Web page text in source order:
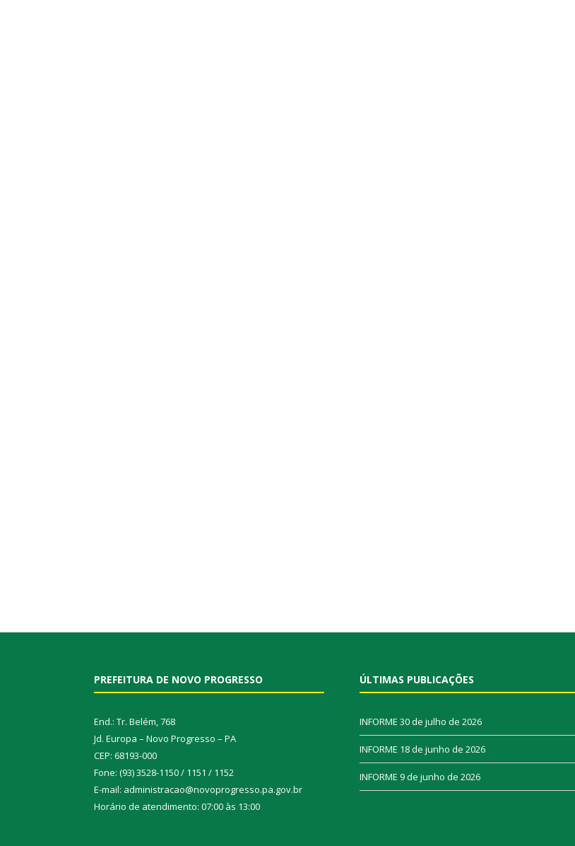
PREFEITURA DE NOVO PROGRESSO
End.: Tr. Belém, 768
Jd. Europa – Novo Progresso – PA
CEP: 68193-000
Fone: (93) 3528-1150 / 1151 / 1152
E-mail: administracao@novoprogresso.pa.gov.br
Horário de atendimento: 07:00 às 13:00
ÚLTIMAS PUBLICAÇÕES
INFORME 30 de julho de 2026
INFORME 18 de junho de 2026
INFORME 9 de junho de 2026